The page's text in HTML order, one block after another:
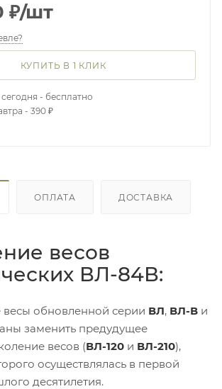
₽/шт
КУПИТЬ В 1 КЛИК
- бесплатно
- 390 ₽
ОПЛАТА ДОСТАВКА
весов
ВЛ-84В:
весы обновленной серии ВЛ, ВЛ-В и
заменить предудущее
весов (ВЛ-120 и ВЛ-210),
осуществлялась в первой
десятилетия.